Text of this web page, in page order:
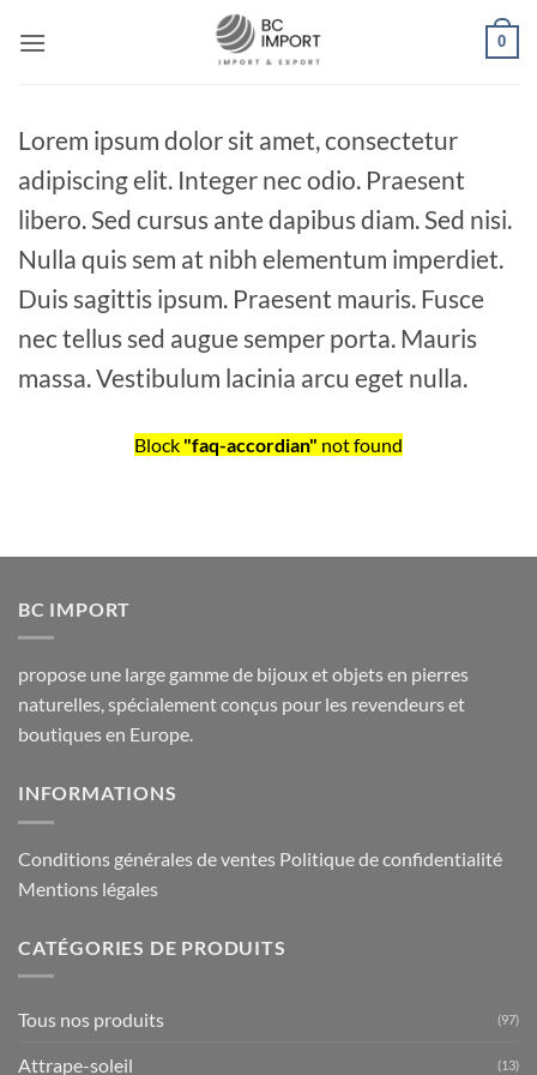
0
Lorem ipsum dolor sit amet, consectetur
adipiscing elit. Integer nec odio. Praesent
libero. Sed cursus ante dapibus diam. Sed nisi.
Nulla quis sem at nibh elementum imperdiet.
Duis sagittis ipsum. Praesent mauris. Fusce
nec tellus sed augue semper porta. Mauris
massa. Vestibulum lacinia arcu eget nulla.
Block "faq-accordian" not found
BC IMPORT
propose une large gamme de bijoux et objets en pierres
naturelles, spécialement conçus pour les revendeurs et
boutiques en Europe.
INFORMATIONS
Conditions générales de ventes Politique de confidentialité
Mentions légales
CATÉGORIES DE PRODUITS
Tous nos produits (97)
Attrape-soleil (13)